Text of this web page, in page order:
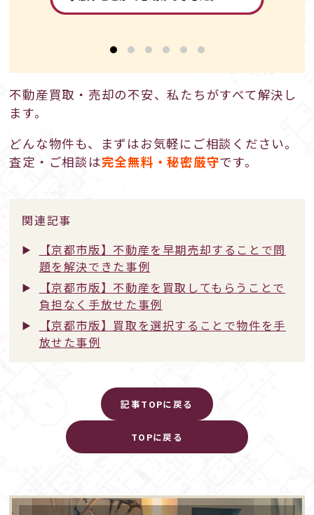
不動産買取・売却の不安、私たちがすべて解決し
ます。
どんな物件も、まずはお気軽にご相談ください。
査定・ご相談は完全無料・秘密厳守です。
関連記事
【京都市版】不動産を早期売却することで問
題を解決できた事例
【京都市版】不動産を買取してもらうことで
負担なく手放せた事例
【京都市版】買取を選択することで物件を手
放せた事例
記事TOPに戻る
TOPに戻る